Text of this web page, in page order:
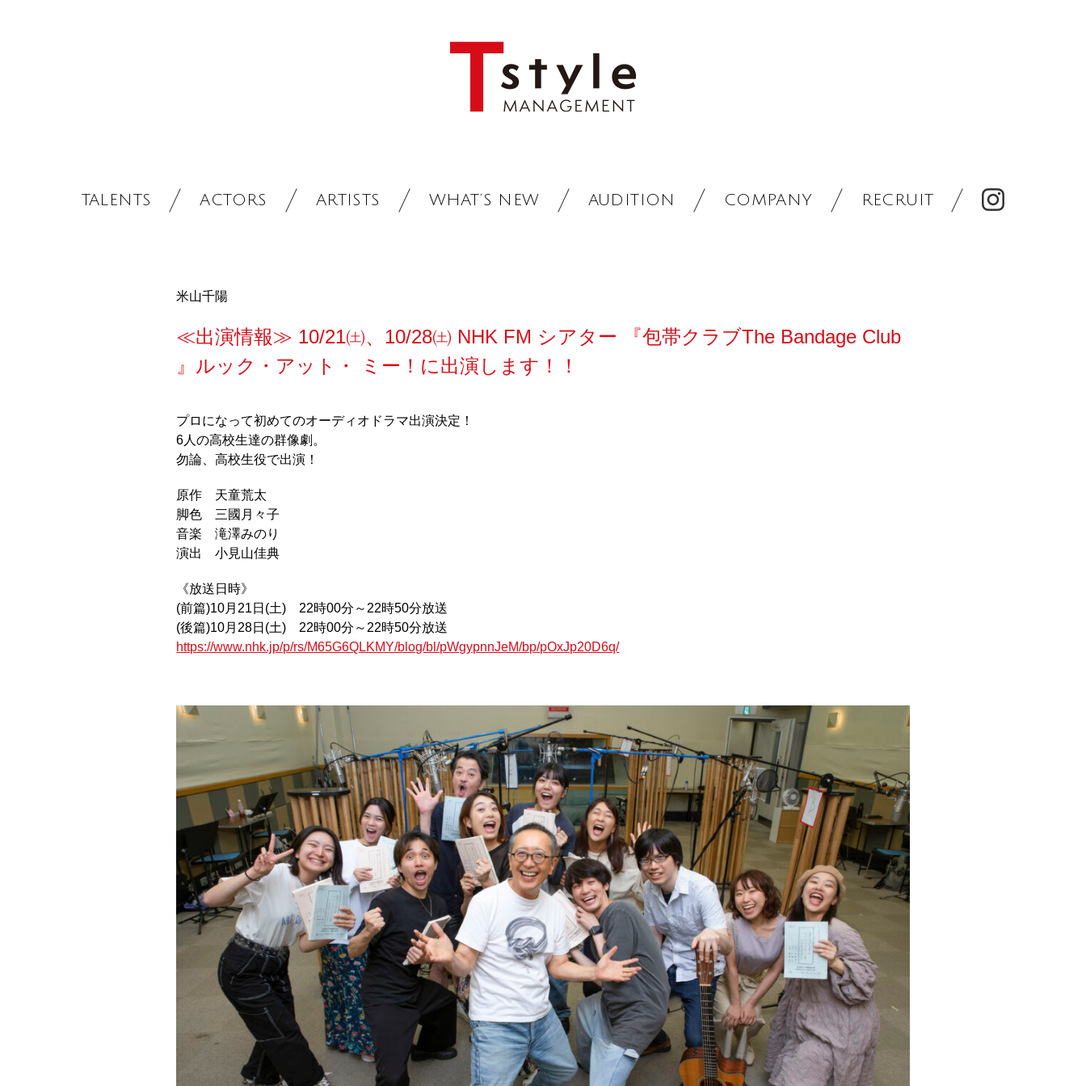
TALENTS ACTORS ARTISTS WHAT’S NEW AUDITION COMPANY RECRUIT
米山千陽
≪出演情報≫ 10/21㈯、10/28㈯ NHK FM シアター 『包帯クラブThe Bandage Club
』ルック・アット・ ミー！に出演します！！
プロになって初めてのオーディオドラマ出演決定！
6人の高校生達の群像劇。
勿論、高校生役で出演！
原作 天童荒太
脚色 三國月々子
音楽 滝澤みのり
演出 小見山佳典
《放送日時》
(前篇)10月21日(土) 22時00分～22時50分放送
(後篇)10月28日(土) 22時00分～22時50分放送
https://www.nhk.jp/p/rs/M65G6QLKMY/blog/bl/pWgypnnJeM/bp/pOxJp20D6q/